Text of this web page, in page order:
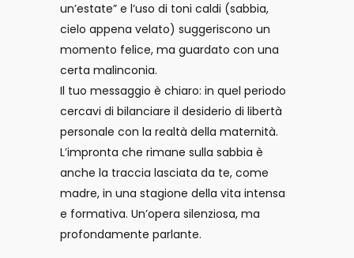
un’estate” e l’uso di toni caldi (sabbia,
cielo appena velato) suggeriscono un
momento felice, ma guardato con una
certa malinconia.
Il tuo messaggio è chiaro: in quel periodo
cercavi di bilanciare il desiderio di libertà
personale con la realtà della maternità.
L’impronta che rimane sulla sabbia è
anche la traccia lasciata da te, come
madre, in una stagione della vita intensa
e formativa. Un’opera silenziosa, ma
profondamente parlante.